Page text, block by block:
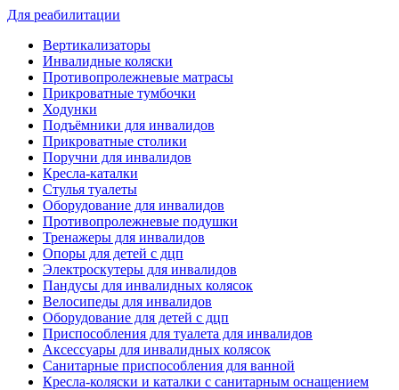
Для реабилитации
Вертикализаторы
Инвалидные коляски
Противопролежневые матрасы
Прикроватные тумбочки
Ходунки
Подъёмники для инвалидов
Прикроватные столики
Поручни для инвалидов
Кресла-каталки
Стулья туалеты
Оборудование для инвалидов
Противопролежневые подушки
Тренажеры для инвалидов
Опоры для детей с дцп
Электроскутеры для инвалидов
Пандусы для инвалидных колясок
Велосипеды для инвалидов
Оборудование для детей с дцп
Приспособления для туалета для инвалидов
Аксессуары для инвалидных колясок
Санитарные приспособления для ванной
Кресла-коляски и каталки с санитарным оснащением